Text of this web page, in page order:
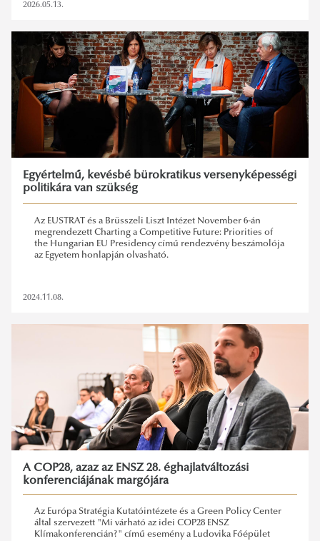
2026.05.13.
Egyértelmű, kevésbé bürokratikus versenyképességi
politikára van szükség
Az EUSTRAT és a Brüsszeli Liszt Intézet November 6-án
megrendezett Charting a Competitive Future: Priorities of
the Hungarian EU Presidency című rendezvény beszámolója
az Egyetem honlapján olvasható.
2024.11.08.
A COP28, azaz az ENSZ 28. éghajlatváltozási
konferenciájának margójára
Az Európa Stratégia Kutatóintézete és a Green Policy Center
által szervezett "Mi várható az idei COP28 ENSZ
Klímakonferencián?" című esemény a Ludovika Főépület